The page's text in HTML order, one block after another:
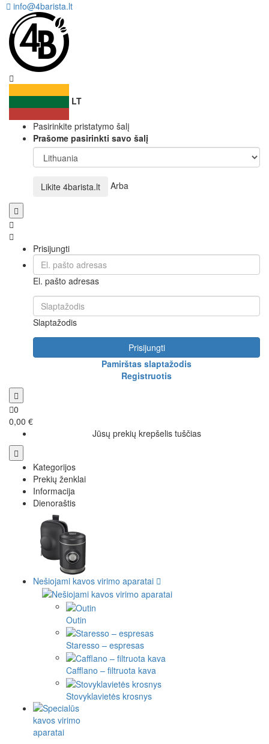
info@4barista.lt
LT
Pasirinkite pristatymo šalį
Prašome pasirinkti savo šalį
Likite 4barista.lt Arba
Prisijungti
El. pašto adresas
Slaptažodis
Prisijungti
Pamirštas slaptažodis
Registruotis
0
0,00 €
Jūsų prekių krepšelis tuščias
Kategorijos
Prekių ženklai
Informacija
Dienoraštis
Nešiojami kavos virimo aparatai
Outin
Staresso – espresas
Cafflano – filtruota kava
Stovyklavietės krosnys